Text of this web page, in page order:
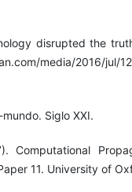
disrupted the
media/2016/jul/
Siglo XXI.
Computational
11. University of